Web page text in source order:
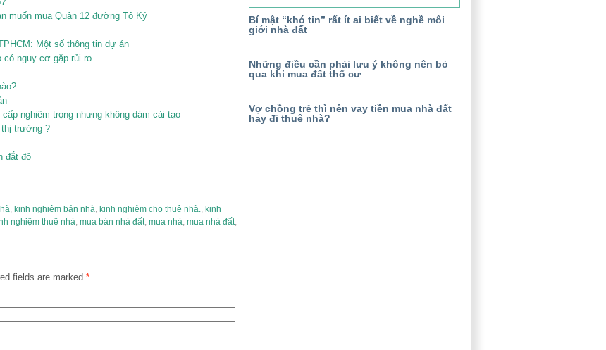
muốn mua Quận 12 đường Tô Ký
Một số thông tin dự án
nguy cơ gặp rủi ro
nghiêm trọng nhưng không dám cải tạo
trường ?
đắt đỏ
, kinh nghiệm bán nhà, kinh nghiệm cho thuê nhà., kinh
nghiệm thuê nhà, mua bán nhà đất, mua nhà, mua nhà đất,
fields are marked *
Bí mật “khó tin” rất ít ai biết về nghề môi
giới nhà đất
Những điều cần phải lưu ý không nên bỏ
qua khi mua đất thổ cư
Vợ chồng trẻ thì nên vay tiền mua nhà đất
hay đi thuê nhà?